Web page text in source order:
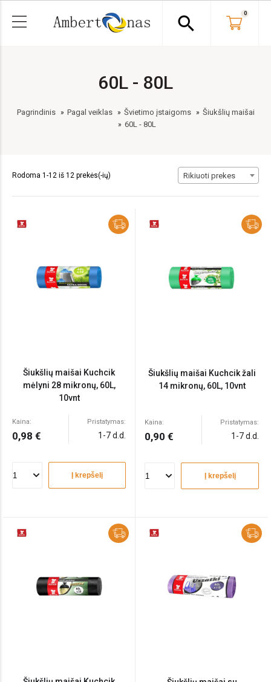
search 0
60L - 80L
Pagrindinis Pagal veiklas Švietimo įstaigoms
Šiukšlių maišai
60L - 80L
Rodoma 1-12 iš 12 prekės(-ių) Rikiuoti prekes
Šiukšlių maišai Kuchcik
mėlyni 28 mikronų, 60L,
10vnt
Kaina:
0,98 €
Pristatymas:
1-7 d.d.
Į krepšelį
Šiukšlių maišai Kuchcik žali
14 mikronų, 60L, 10vnt
Kaina:
0,90 €
Pristatymas:
1-7 d.d.
Į krepšelį